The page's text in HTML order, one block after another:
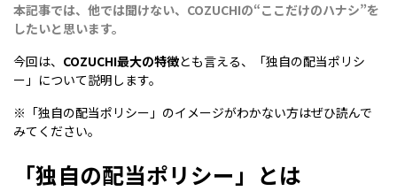
本記事では、他では聞けない、COZUCHIの“ここだけのハナシ”を
したいと思います。
今回は、 COZUCHI最大の特徴とも言える、「独自の配当ポリシ
ー」について説明します。
※「独自の配当ポリシー」のイメージがわかない方はぜひ読んで
みてください。
「独自の配当ポリシー」とは